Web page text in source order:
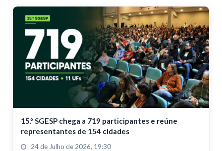
15.º SGESP chega a 719 participantes e reúne
representantes de 154 cidades
24 de Julho de 2026, 19:30